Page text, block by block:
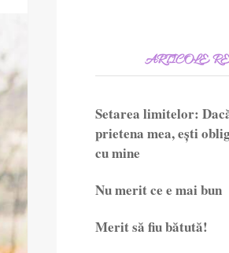
ARTICOLE
Setarea limitelor:
prietena mea, ești
cu mine
Nu merit ce e mai bun
Merit să fiu bătută!